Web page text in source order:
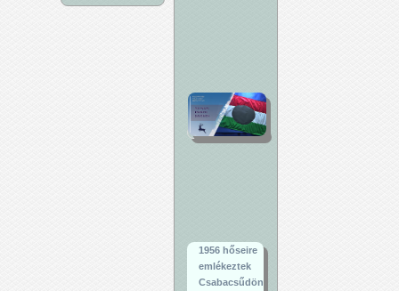
1956 hőseire
emlékeztek
Csabacsűdön